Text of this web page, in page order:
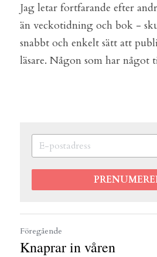
Jag letar fortfarande efter
än veckotidning och bok -
snabbt och enkelt sätt att
läsare. Någon som har något
Föregående
Knaprar in våren